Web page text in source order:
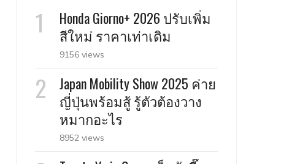
Honda Giorno+ 2026 ปรับเพิ่ม
สีใหม่ ราคาเท่าเดิม
9156 views
Japan Mobility Show 2025 ค่าย
ญี่ปุ่นพร้อมสู้ รู้ตัวต้องวาง
หมากอะไร
8952 views